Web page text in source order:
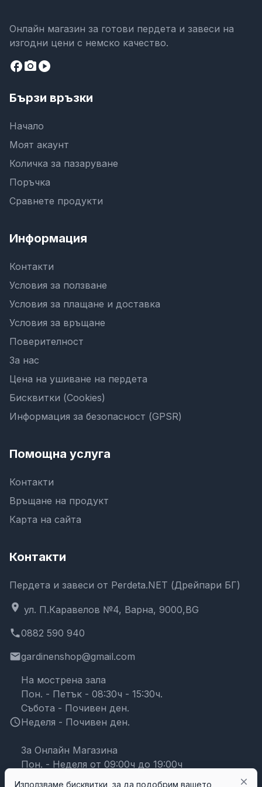
Онлайн магазин за готови пердета и завеси на
изгодни цени с немско качество.
facebookcamera_altplay_circle
Бързи връзки
Начало
Моят акаунт
Количка за пазаруване
Поръчка
Сравнете продукти
Информация
Контакти
Условия за ползване
Условия за плащане и доставка
Условия за връщане
Поверителност
За нас
Цена на ушиване на пердета
Бисквитки (Cookies)
Информация за безопасност (GPSR)
Помощна услуга
Контакти
Връщане на продукт
Карта на сайта
Контакти
Пердета и завеси от Perdeta.NET (Дрейпари БГ)
location_on ул. П.Каравелов №4, Варна, 9000,BG
phone0882 590 940
emailgardinenshop@gmail.com
schedule
На мострена зала
Пон. - Петък - 08:30ч - 15:30ч.
Събота - Почивен ден.
Неделя - Почивен ден.
За Онлайн Магазина
Пон. - Неделя от 09:00ч до 19:00ч
close
Използваме бисквитки, за да подобрим вашето